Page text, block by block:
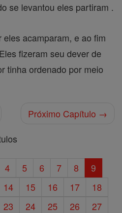
se levantou eles partiram .
acamparam, e ao fim
fizeram seu dever de
tinha ordenado por meio
Próximo Capítulo →
4 5 6 7 8
9
14 15 16 17
18
23 24 25 26
27